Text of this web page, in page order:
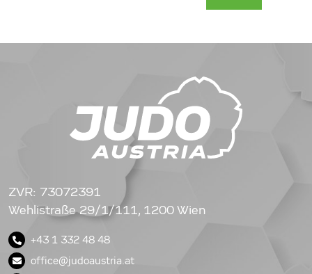
ZVR: 73072391
Wehlistraße 29/1/111, 1200 Wien
+43 1 332 48 48
office@judoaustria.at